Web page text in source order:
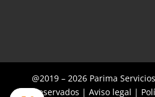
@2019 – 2026 Parima
reservados | Aviso legal |